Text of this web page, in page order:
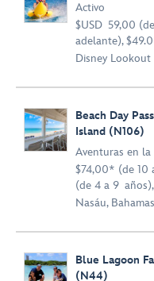
Activo
$USD 59,00
adelante),
Disney
Beach Day
Island (N106)
Aventuras en
$74,00* (de 10
(de 4 a 9
Nasáu, Bahamas
Blue Lagoon
(N44)